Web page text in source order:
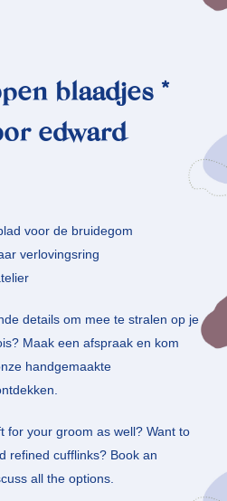
blaadjes *
edward
voor de bruidegom
verlovingsring
details om mee te stralen op je
Maak een afspraak en kom
handgemaakte
for your groom as well? Want to
refined cufflinks? Book an
all the options.